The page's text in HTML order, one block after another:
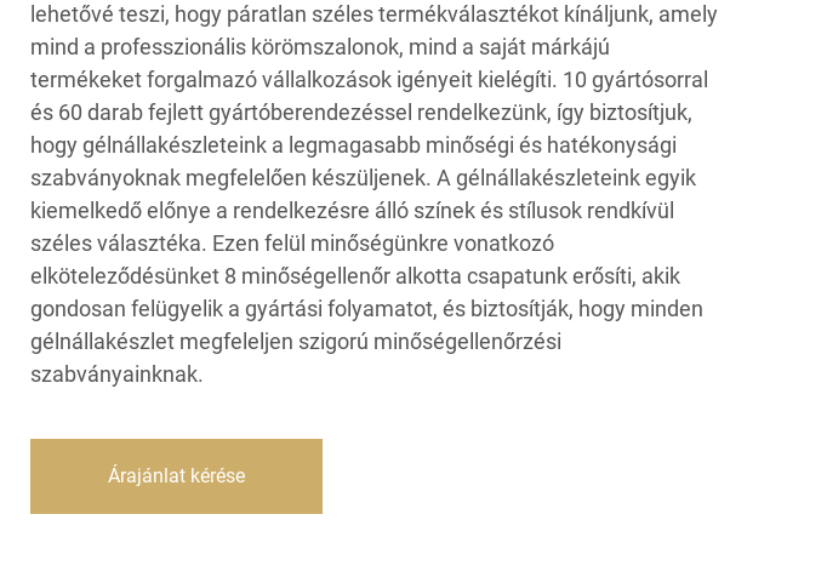
lehetővé teszi, hogy páratlan széles termékválasztékot kínáljunk, amely
mind a professzionális körömszalonok, mind a saját márkájú
termékeket forgalmazó vállalkozások igényeit kielégíti. 10 gyártósorral
és 60 darab fejlett gyártóberendezéssel rendelkezünk, így biztosítjuk,
hogy gélnállakészleteink a legmagasabb minőségi és hatékonysági
szabványoknak megfelelően készüljenek. A gélnállakészleteink egyik
kiemelkedő előnye a rendelkezésre álló színek és stílusok rendkívül
széles választéka. Ezen felül minőségünkre vonatkozó
elköteleződésünket 8 minőségellenőr alkotta csapatunk erősíti, akik
gondosan felügyelik a gyártási folyamatot, és biztosítják, hogy minden
gélnállakészlet megfeleljen szigorú minőségellenőrzési
szabványainknak.
Árajánlat kérése